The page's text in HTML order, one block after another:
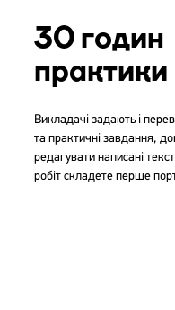
30 годин
практики
Викладачі задають і
та практичні завдання,
редагувати написані
робіт складете перше